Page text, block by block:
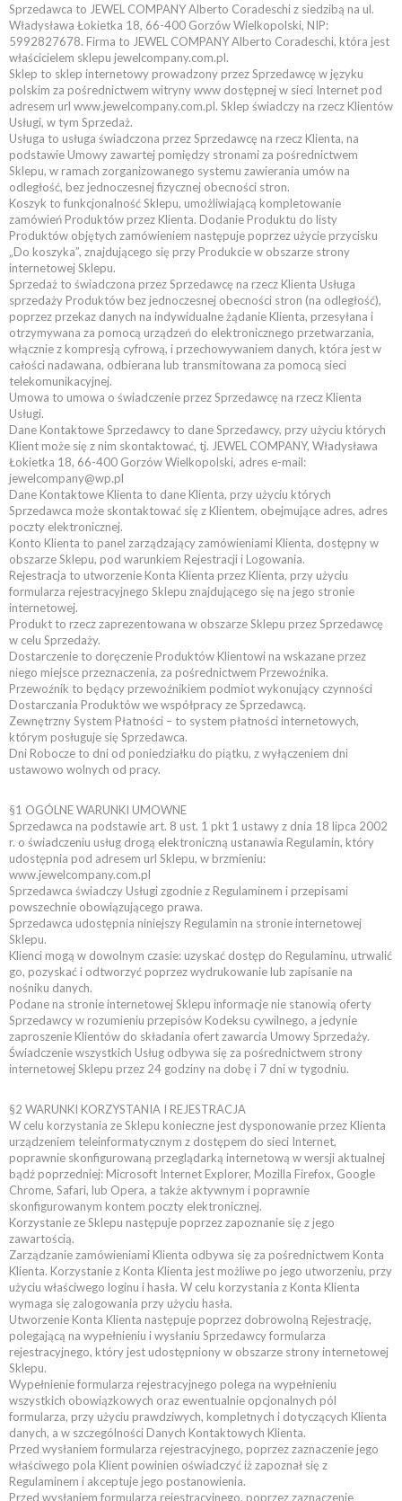
Sprzedawca to JEWEL COMPANY Alberto Coradeschi z siedzibą na ul.
Władysława Łokietka 18, 66-400 Gorzów Wielkopolski, NIP:
5992827678. Firma to JEWEL COMPANY Alberto Coradeschi, która jest
właścicielem sklepu jewelcompany.com.pl.
Sklep to sklep internetowy prowadzony przez Sprzedawcę w języku
polskim za pośrednictwem witryny www dostępnej w sieci Internet pod
adresem url www.jewelcompany.com.pl. Sklep świadczy na rzecz Klientów
Usługi, w tym Sprzedaż.
Usługa to usługa świadczona przez Sprzedawcę na rzecz Klienta, na
podstawie Umowy zawartej pomiędzy stronami za pośrednictwem
Sklepu, w ramach zorganizowanego systemu zawierania umów na
odległość, bez jednoczesnej fizycznej obecności stron.
Koszyk to funkcjonalność Sklepu, umożliwiającą kompletowanie
zamówień Produktów przez Klienta. Dodanie Produktu do listy
Produktów objętych zamówieniem następuje poprzez użycie przycisku
„Do koszyka”, znajdującego się przy Produkcie w obszarze strony
internetowej Sklepu.
Sprzedaż to świadczona przez Sprzedawcę na rzecz Klienta Usługa
sprzedaży Produktów bez jednoczesnej obecności stron (na odległość),
poprzez przekaz danych na indywidualne żądanie Klienta, przesyłana i
otrzymywana za pomocą urządzeń do elektronicznego przetwarzania,
włącznie z kompresją cyfrową, i przechowywaniem danych, która jest w
całości nadawana, odbierana lub transmitowana za pomocą sieci
telekomunikacyjnej.
Umowa to umowa o świadczenie przez Sprzedawcę na rzecz Klienta
Usługi.
Dane Kontaktowe Sprzedawcy to dane Sprzedawcy, przy użyciu których
Klient może się z nim skontaktować, tj. JEWEL COMPANY, Władysława
Łokietka 18, 66-400 Gorzów Wielkopolski, adres e-mail:
jewelcompany@wp.pl
Dane Kontaktowe Klienta to dane Klienta, przy użyciu których
Sprzedawca może skontaktować się z Klientem, obejmujące adres, adres
poczty elektronicznej.
Konto Klienta to panel zarządzający zamówieniami Klienta, dostępny w
obszarze Sklepu, pod warunkiem Rejestracji i Logowania.
Rejestracja to utworzenie Konta Klienta przez Klienta, przy użyciu
formularza rejestracyjnego Sklepu znajdującego się na jego stronie
internetowej.
Produkt to rzecz zaprezentowana w obszarze Sklepu przez Sprzedawcę
w celu Sprzedaży.
Dostarczenie to doręczenie Produktów Klientowi na wskazane przez
niego miejsce przeznaczenia, za pośrednictwem Przewoźnika.
Przewoźnik to będący przewoźnikiem podmiot wykonujący czynności
Dostarczania Produktów we współpracy ze Sprzedawcą.
Zewnętrzny System Płatności – to system płatności internetowych,
którym posługuje się Sprzedawca.
Dni Robocze to dni od poniedziałku do piątku, z wyłączeniem dni
ustawowo wolnych od pracy.
§1 OGÓLNE WARUNKI UMOWNE
Sprzedawca na podstawie art. 8 ust. 1 pkt 1 ustawy z dnia 18 lipca 2002
r. o świadczeniu usług drogą elektroniczną ustanawia Regulamin, który
udostępnia pod adresem url Sklepu, w brzmieniu:
www.jewelcompany.com.pl
Sprzedawca świadczy Usługi zgodnie z Regulaminem i przepisami
powszechnie obowiązującego prawa.
Sprzedawca udostępnia niniejszy Regulamin na stronie internetowej
Sklepu.
Klienci mogą w dowolnym czasie: uzyskać dostęp do Regulaminu, utrwalić
go, pozyskać i odtworzyć poprzez wydrukowanie lub zapisanie na
nośniku danych.
Podane na stronie internetowej Sklepu informacje nie stanowią oferty
Sprzedawcy w rozumieniu przepisów Kodeksu cywilnego, a jedynie
zaproszenie Klientów do składania ofert zawarcia Umowy Sprzedaży.
Świadczenie wszystkich Usług odbywa się za pośrednictwem strony
internetowej Sklepu przez 24 godziny na dobę i 7 dni w tygodniu.
§2 WARUNKI KORZYSTANIA I REJESTRACJA
W celu korzystania ze Sklepu konieczne jest dysponowanie przez Klienta
urządzeniem teleinformatycznym z dostępem do sieci Internet,
poprawnie skonfigurowaną przeglądarką internetową w wersji aktualnej
bądź poprzedniej: Microsoft Internet Explorer, Mozilla Firefox, Google
Chrome, Safari, lub Opera, a także aktywnym i poprawnie
skonfigurowanym kontem poczty elektronicznej.
Korzystanie ze Sklepu następuje poprzez zapoznanie się z jego
zawartością.
Zarządzanie zamówieniami Klienta odbywa się za pośrednictwem Konta
Klienta. Korzystanie z Konta Klienta jest możliwe po jego utworzeniu, przy
użyciu właściwego loginu i hasła. W celu korzystania z Konta Klienta
wymaga się zalogowania przy użyciu hasła.
Utworzenie Konta Klienta następuje poprzez dobrowolną Rejestrację,
polegającą na wypełnieniu i wysłaniu Sprzedawcy formularza
rejestracyjnego, który jest udostępniony w obszarze strony internetowej
Sklepu.
Wypełnienie formularza rejestracyjnego polega na wypełnieniu
wszystkich obowiązkowych oraz ewentualnie opcjonalnych pól
formularza, przy użyciu prawdziwych, kompletnych i dotyczących Klienta
danych, a w szczególności Danych Kontaktowych Klienta.
Przed wysłaniem formularza rejestracyjnego, poprzez zaznaczenie jego
właściwego pola Klient powinien oświadczyć iż zapoznał się z
Regulaminem i akceptuje jego postanowienia.
Przed wysłaniem formularza rejestracyjnego, poprzez zaznaczenie